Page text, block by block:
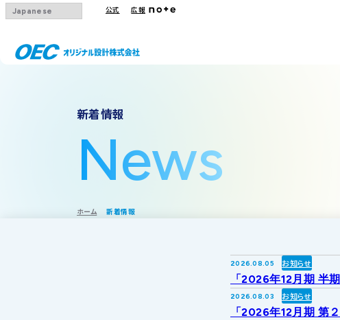
公式 広報
新着情報
News
ホーム 新着情報
2026.08.05 お知らせ
「2026年12月期 半
2026.08.03 お知らせ
「2026年12月期 第